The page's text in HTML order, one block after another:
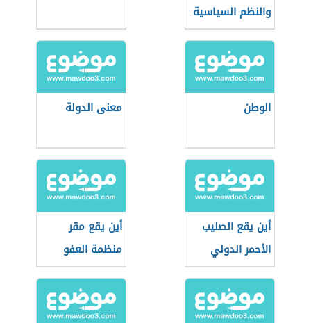
والنظم السياسية
الوطن معنى الدولة
أين يقع الصليب
الأحمر الدولي
أين يقع مقر
منظمة العفو
الدولية